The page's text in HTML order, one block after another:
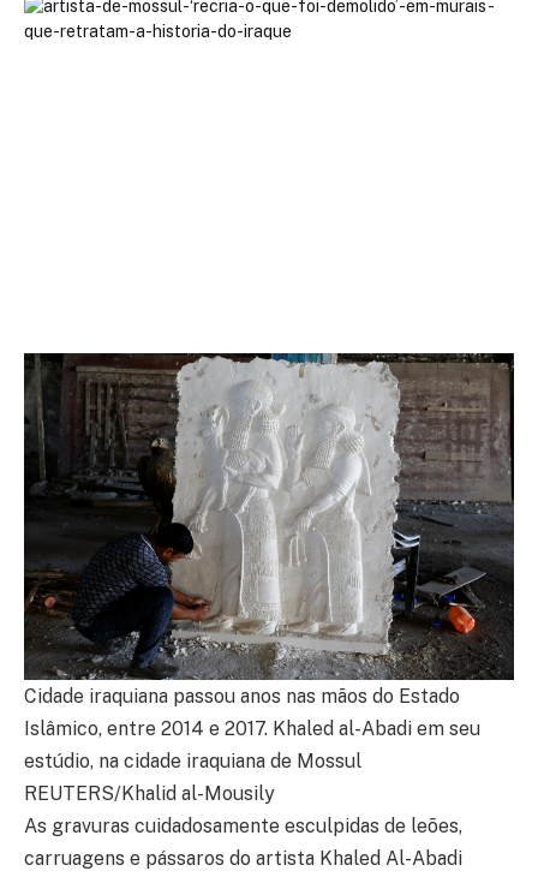
Cidade iraquiana passou anos nas mãos do Estado
Islâmico, entre 2014 e 2017. Khaled al-Abadi em seu
estúdio, na cidade iraquiana de Mossul
REUTERS/Khalid al-Mousily
As gravuras cuidadosamente esculpidas de leões,
carruagens e pássaros do artista Khaled Al-Abadi